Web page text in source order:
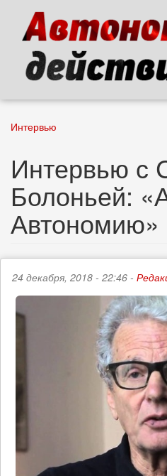
основному
содержанию
Интервью
Интервью с
Болоньей:
Автономию»
24 декабря, 2018 - 22:46 -